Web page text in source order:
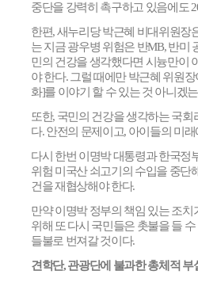
중단을 강력히 촉구하고 있음에도
한편,새누리당 박근혜 비대위원장
는 지금 광우병 위험은 반MB,반미
민의 건강을 생각했다면 시늉만이
야 한다. 그럴 때에만 박근혜 위원
화]를 이야기 할 수 있는 것 아니겠
또한, 국민의 건강을 생각하는 국
다.안전의 문제이고, 아이들의 미
다시 한번 이명박 대통령과 한국정
위험 미국산 쇠고기의 수입을 중단
건을 재협상해야 한다.
만약 이명박 정부의 책임 있는 조
위해 또 다시 국민들은 촛불을 들
들불로 번져갈 것이다.
견학단,관광단에 불과한 총체적 부